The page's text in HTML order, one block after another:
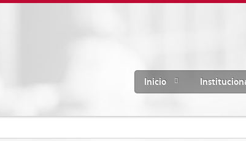
Inicio